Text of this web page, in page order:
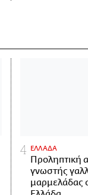
ΕΛΛΑΔΑ
Προληπτική
γνωστής
μαρμελάδας